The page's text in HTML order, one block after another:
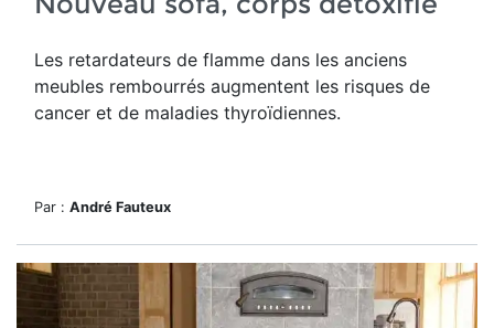
Les retardateurs de flamme dans les anciens
meubles rembourrés augmentent les risques de
cancer et de maladies thyroïdiennes.
Par : André Fauteux